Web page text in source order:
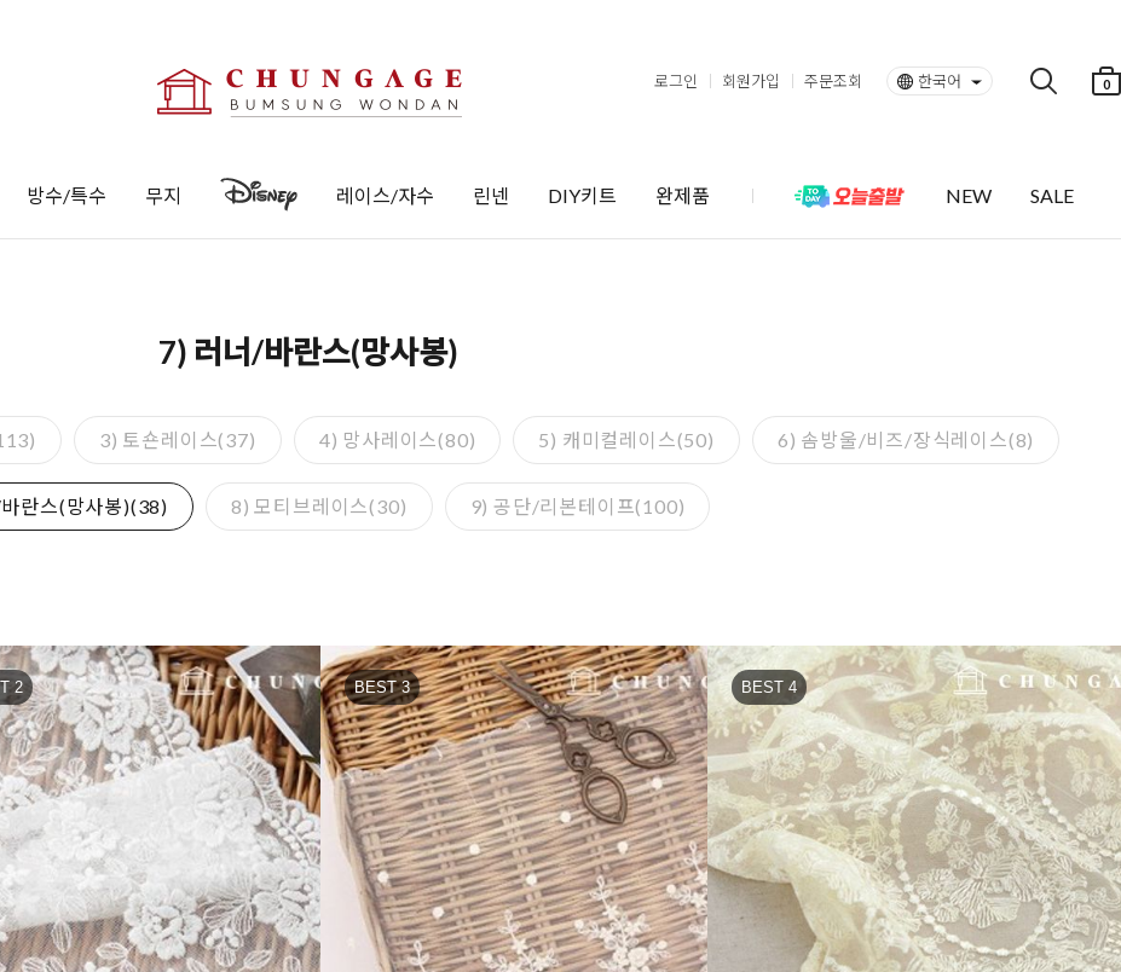
로그인 회원가입 주문조회 한국어 0
방수/특수 무지 레이스/자수 린넨 DIY키트 완제품 NEW SALE
7) 러너/바란스(망사봉)
3) 토숀레이스(37) 4) 망사레이스(80) 5) 캐미컬레이스(50) 6) 솜방울/비즈/장식레이스(8)
란스(망사봉)(38) 8) 모티브레이스(30) 9) 공단/리본테이프(100)
2 BEST 3 BEST 4